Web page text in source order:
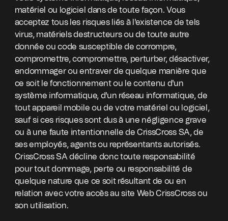
matériel ou logiciel dans de toute façon. Vous
acceptez tous les risques liés à l'existence de tels
virus, matériels destructeurs ou de toute autre
donnée ou code susceptible de corrompre,
compromettre, compromettre, perturber, désactiver,
endommager ou entraver de quelque manière que
ce soit le fonctionnement ou le contenu d'un
système informatique, d'un réseau informatique, de
tout appareil mobile ou de votre matériel ou logiciel,
sauf si ces risques sont dus à une négligence grave
ou à une faute intentionnelle de CrissCross SA, de
ses employés, agents ou représentants autorisés.
CrissCross SA décline donc toute responsabilité
pour tout dommage, perte ou responsabilité de
quelque nature que ce soit résultant de ou en
relation avec votre accès au site Web CrissCross ou
son utilisation.